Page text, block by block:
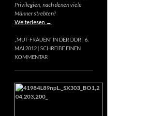
Privilegien, nach denen viele
Männer strebten?
Weiterlesen →
„MUT-FRAUEN“ IN DER DDR 6.
MAI 2012 SCHREIBE EINEN
KOMMENTAR